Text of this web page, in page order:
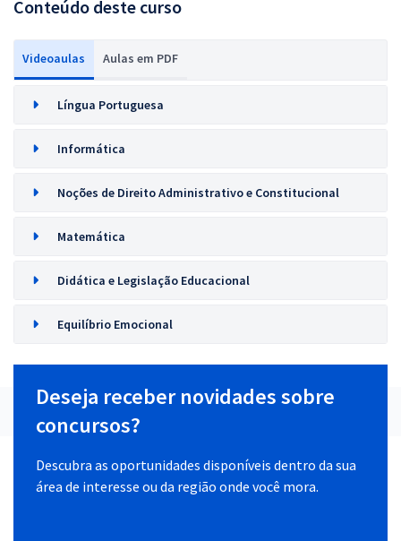
Conteúdo deste curso
Videoaulas Aulas em PDF
Língua Portuguesa
Informática
Noções de Direito Administrativo e Constitucional
Matemática
Didática e Legislação Educacional
Equilíbrio Emocional
Deseja receber novidades sobre
concursos?
Descubra as oportunidades disponíveis dentro da sua
área de interesse ou da região onde você mora.